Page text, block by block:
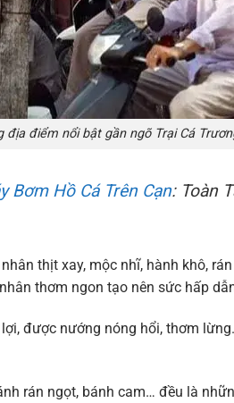
địa điểm nổi bật gần ngõ Trại Cá
Bơm Hồ Cá Trên Cạn: Toàn
thịt xay, mộc nhĩ, hành khô,
thơm ngon tạo nên sức hấp
được nướng nóng hổi, thơm
rán ngọt, bánh cam… đều là